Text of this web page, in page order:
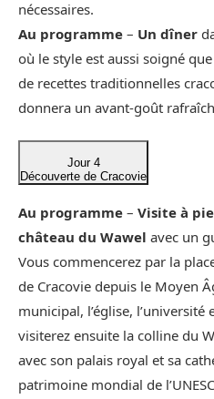
nécessaires.
Au programme – Un dîner
où le style est aussi soigné
de recettes traditionnelles
donnera un avant-goût
Jour 4
Découverte de Cracovie
Au programme – Visite à
château du Wawel avec un
Vous commencerez par la
de Cracovie depuis le Moyen
municipal, l’église, l’université
visiterez ensuite la colline du
avec son palais royal et sa
patrimoine mondial de